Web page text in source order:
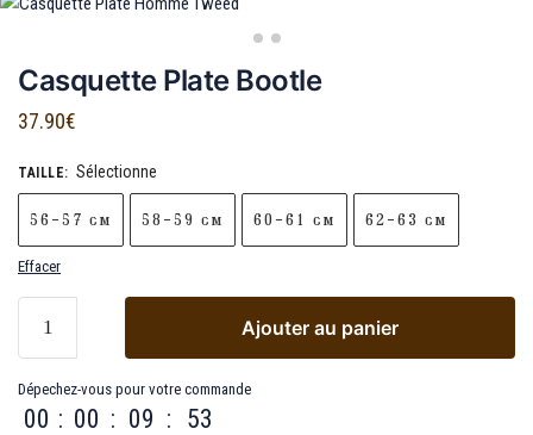
Casquette Plate Bootle
37.90€
TAILLE: Sélectionne
56-57 cm 58-59 cm 60-61 cm 62-63 cm
Effacer
Ajouter au panier
Dépechez-vous pour votre commande
00 : 00 : 09 : 53